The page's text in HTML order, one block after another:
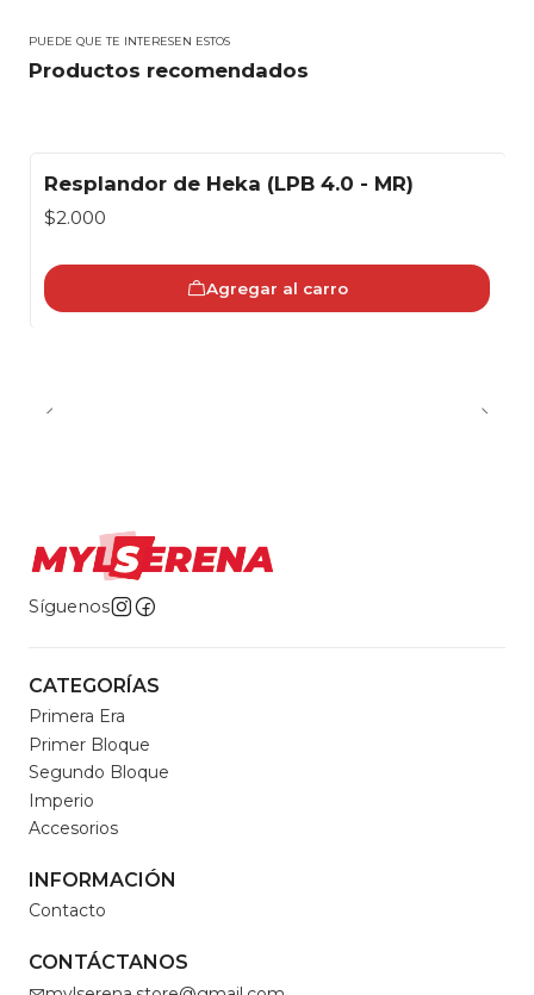
PUEDE QUE TE INTERESEN ESTOS
Productos recomendados
Resplandor de Heka (LPB 4.0 - MR)
$2.000
Agregar al carro
Síguenos
CATEGORÍAS
Primera Era
Primer Bloque
Segundo Bloque
Imperio
Accesorios
INFORMACIÓN
Contacto
CONTÁCTANOS